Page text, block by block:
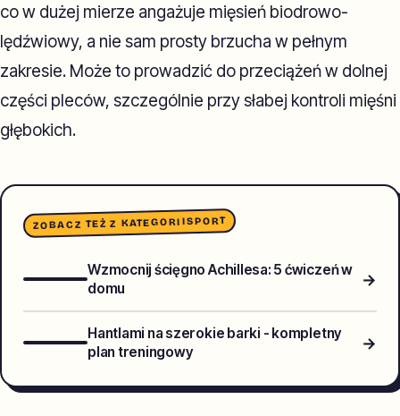
co w dużej mierze angażuje mięsień biodrowo-
lędźwiowy, a nie sam prosty brzucha w pełnym
zakresie. Może to prowadzić do przeciążeń w dolnej
części pleców, szczególnie przy słabej kontroli mięśni
głębokich.
ZOBACZ TEŻ Z KATEGORIISPORT
Wzmocnij ścięgno Achillesa: 5 ćwiczeń w
domu
→
Hantlami na szerokie barki - kompletny
plan treningowy
→